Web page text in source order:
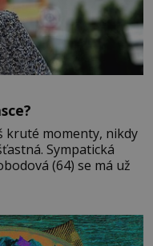
kruté momenty, nikdy
(64) se má už